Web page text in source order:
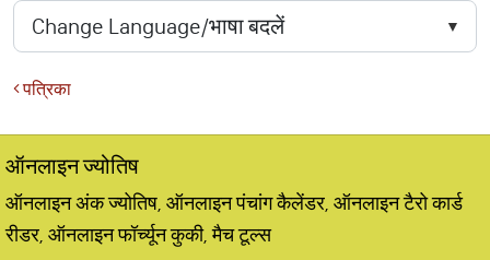
पत्रिका
ऑनलाइन ज्योतिष
ऑनलाइन अंक ज्योतिष, ऑनलाइन पंचांग कैलेंडर, ऑनलाइन टैरो कार्ड
रीडर, ऑनलाइन फॉर्च्यून कुकी, मैच टूल्स